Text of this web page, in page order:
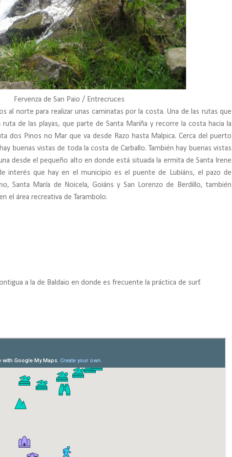
Fervenza de San Paio / Entrecruces
al norte para realizar unas caminatas por la costa. Una de las rutas que
de las playas, que parte de Santa Mariña y recorre la costa hacia la
dos Pinos no Mar que va desde Razo hasta Malpica. Cerca del puerto
buenas vistas de toda la costa de Carballo. También hay buenas vistas
desde el pequeño alto en donde está situada la ermita de Santa Irene
interés que hay en el municipio es el puente de Lubiáns, el pazo de
Santa María de Noicela, Goiáns y San Lorenzo de Berdillo, también
el área recreativa de Tarambolo.
a la de Baldaio en donde es frecuente la práctica de surf.